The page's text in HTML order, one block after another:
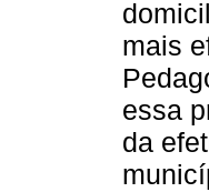
mais
essa
da